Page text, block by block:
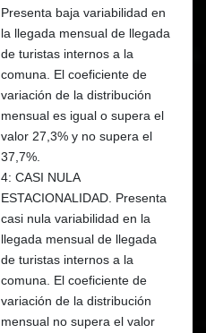
Presenta baja variabilidad en
la llegada mensual de llegada
de turistas internos a la
comuna. El coeficiente de
variación de la distribución
mensual es igual o supera el
valor 27,3% y no supera el
37,7%.
4: CASI NULA
ESTACIONALIDAD. Presenta
casi nula variabilidad en la
llegada mensual de llegada
de turistas internos a la
comuna. El coeficiente de
variación de la distribución
mensual no supera el valor